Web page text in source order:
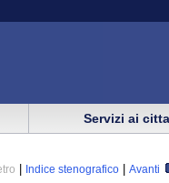
Servizi ai
| Indice stenografico| Avanti